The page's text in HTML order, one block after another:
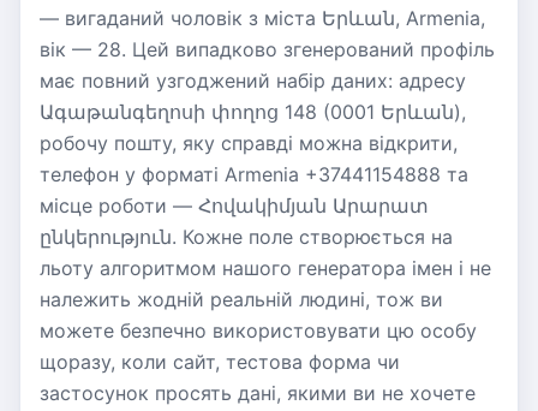
— вигаданий чоловік з міста Երևան, Armenia,
вік — 28. Цей випадково згенерований профіль
має повний узгоджений набір даних: адресу
Ագաթանգեղոսի փողոց 148 (0001 Երևան),
робочу пошту, яку справді можна відкрити,
телефон у форматі Armenia +37441154888 та
місце роботи — Հովակիմյան Արարատ
ընկերություն. Кожне поле створюється на
льоту алгоритмом нашого генератора імен і не
належить жодній реальній людині, тож ви
можете безпечно використовувати цю особу
щоразу, коли сайт, тестова форма чи
застосунок просять дані, якими ви не хочете